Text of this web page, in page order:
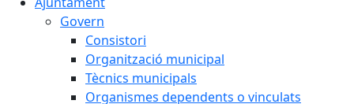
Govern
Consistori
Organització municipal
Tècnics municipals
Organismes dependents o vinculats